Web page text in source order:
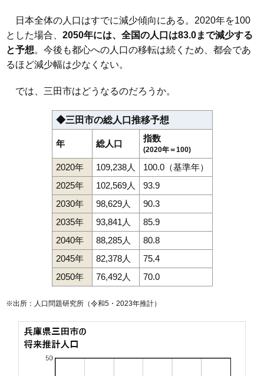
日本全体の人口はすでに減少傾向にある。2020年を100
とした場合、 2050年には、全国の人口は83.0まで減少する
と予想。今後も都心への人口の移転は続くため、都会であ
るほど減少幅は少なくない。
では、三田市はどうなるのだろうか。
◆三田市の総人口推移予想
年 総人口
指数
(2020年＝100)
2020年 109,238人
100.0（基準年）
2025年
102,569人
93.9
2030年
98,629人
90.3
2035年
93,841人
85.9
2040年
88,285人
80.8
2045年
82,378人
75.4
2050年
76,492人 70.0
※出所：人口問題研究所（令和5・2023年推計）